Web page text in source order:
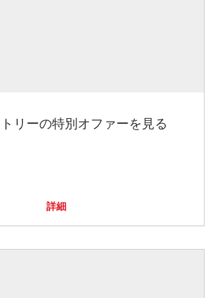
リーの特別オファーを見る
詳細